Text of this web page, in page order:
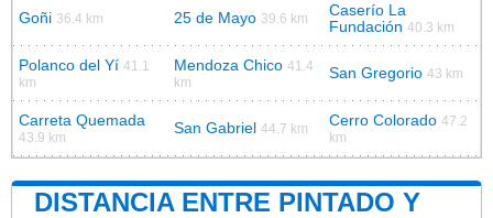
Goñi 36.4 km 25 de Mayo 39.6 km
Caserío La
Fundación 40.3 km
Polanco del Yí 41.1
km
Mendoza Chico 41.4
km
San Gregorio 43 km
Carreta Quemada
43.9 km
San Gabriel 44.7 km Cerro Colorado 47.2
km
DISTANCIA ENTRE PINTADO Y